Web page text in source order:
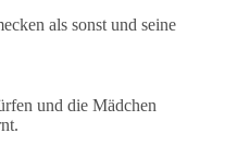
als sonst und seine
und die Mädchen